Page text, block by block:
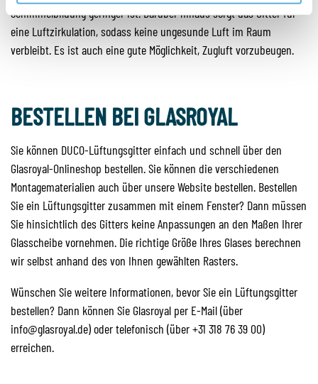
Schimmelbildung geringer ist. Darüber hinaus sorgt das Gitter für
eine Luftzirkulation, sodass keine ungesunde Luft im Raum
verbleibt. Es ist auch eine gute Möglichkeit, Zugluft vorzubeugen.
BESTELLEN BEI GLASROYAL
Sie können DUCO-Lüftungsgitter einfach und schnell über den
Glasroyal-Onlineshop bestellen. Sie können die verschiedenen
Montagematerialien auch über unsere Website bestellen. Bestellen
Sie ein Lüftungsgitter zusammen mit einem Fenster? Dann müssen
Sie hinsichtlich des Gitters keine Anpassungen an den Maßen Ihrer
Glasscheibe vornehmen. Die richtige Größe Ihres Glases berechnen
wir selbst anhand des von Ihnen gewählten Rasters.
Wünschen Sie weitere Informationen, bevor Sie ein Lüftungsgitter
bestellen? Dann können Sie Glasroyal per E-Mail (über
info@glasroyal.de) oder telefonisch (über +31 318 76 39 00)
erreichen.